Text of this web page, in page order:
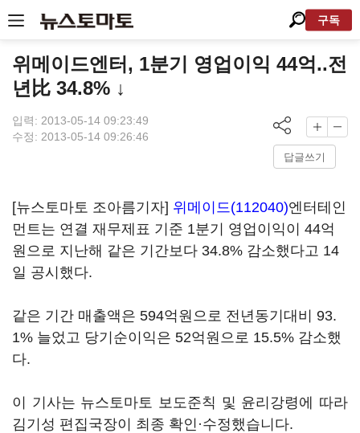
구독
위메이드엔터, 1분기 영업이익 44억..전
년比 34.8% ↓
입력: 2013-05-14 09:23:49
수정: 2013-05-14 09:26:46
답글쓰기
[뉴스토마토 조아름기자] 위메이드(112040)엔터테인
먼트는 연결 재무제표 기준 1분기 영업이익이 44억
원으로 지난해 같은 기간보다 34.8% 감소했다고 14
일 공시했다.
같은 기간 매출액은 594억원으로 전년동기대비 93.
1% 늘었고 당기순이익은 52억원으로 15.5% 감소했
다.
이 기사는 뉴스토마토 보도준칙 및 윤리강령에 따라
김기성 편집국장이 최종 확인·수정했습니다.